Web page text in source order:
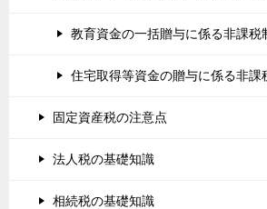
教育資金の一括贈与に係る非課税
住宅取得等資金の贈与に係る非課
固定資産税の注意点
法人税の基礎知識
相続税の基礎知識